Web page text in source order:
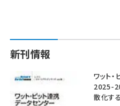
新刊情報
ワット
2025-
散化す